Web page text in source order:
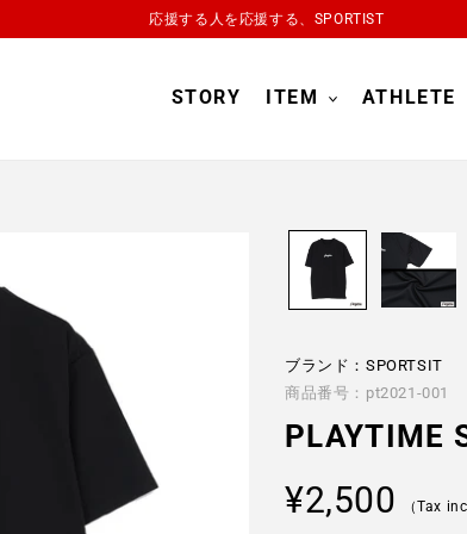
応援する人を応援する、SPORTIST
STORY ITEM ATHLETE
ブランド：SPORTSIT
商品番号：pt2021-001
PLAYTIME
Regular
price
¥2,500 （Tax